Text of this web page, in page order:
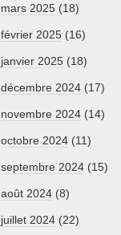
mars 2025 (18)
février 2025 (16)
janvier 2025 (18)
décembre 2024 (17)
novembre 2024 (14)
octobre 2024 (11)
septembre 2024 (15)
août 2024 (8)
juillet 2024 (22)